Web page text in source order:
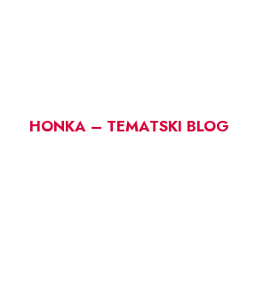
HONKA – TEMATSKI BLOG